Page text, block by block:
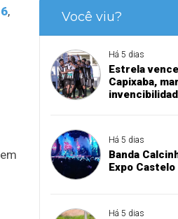
, Você viu?
Há 5 dias
Estrela
Capixaba,
Há 5 dias
Banda
Expo Castelo
Há 5 dias